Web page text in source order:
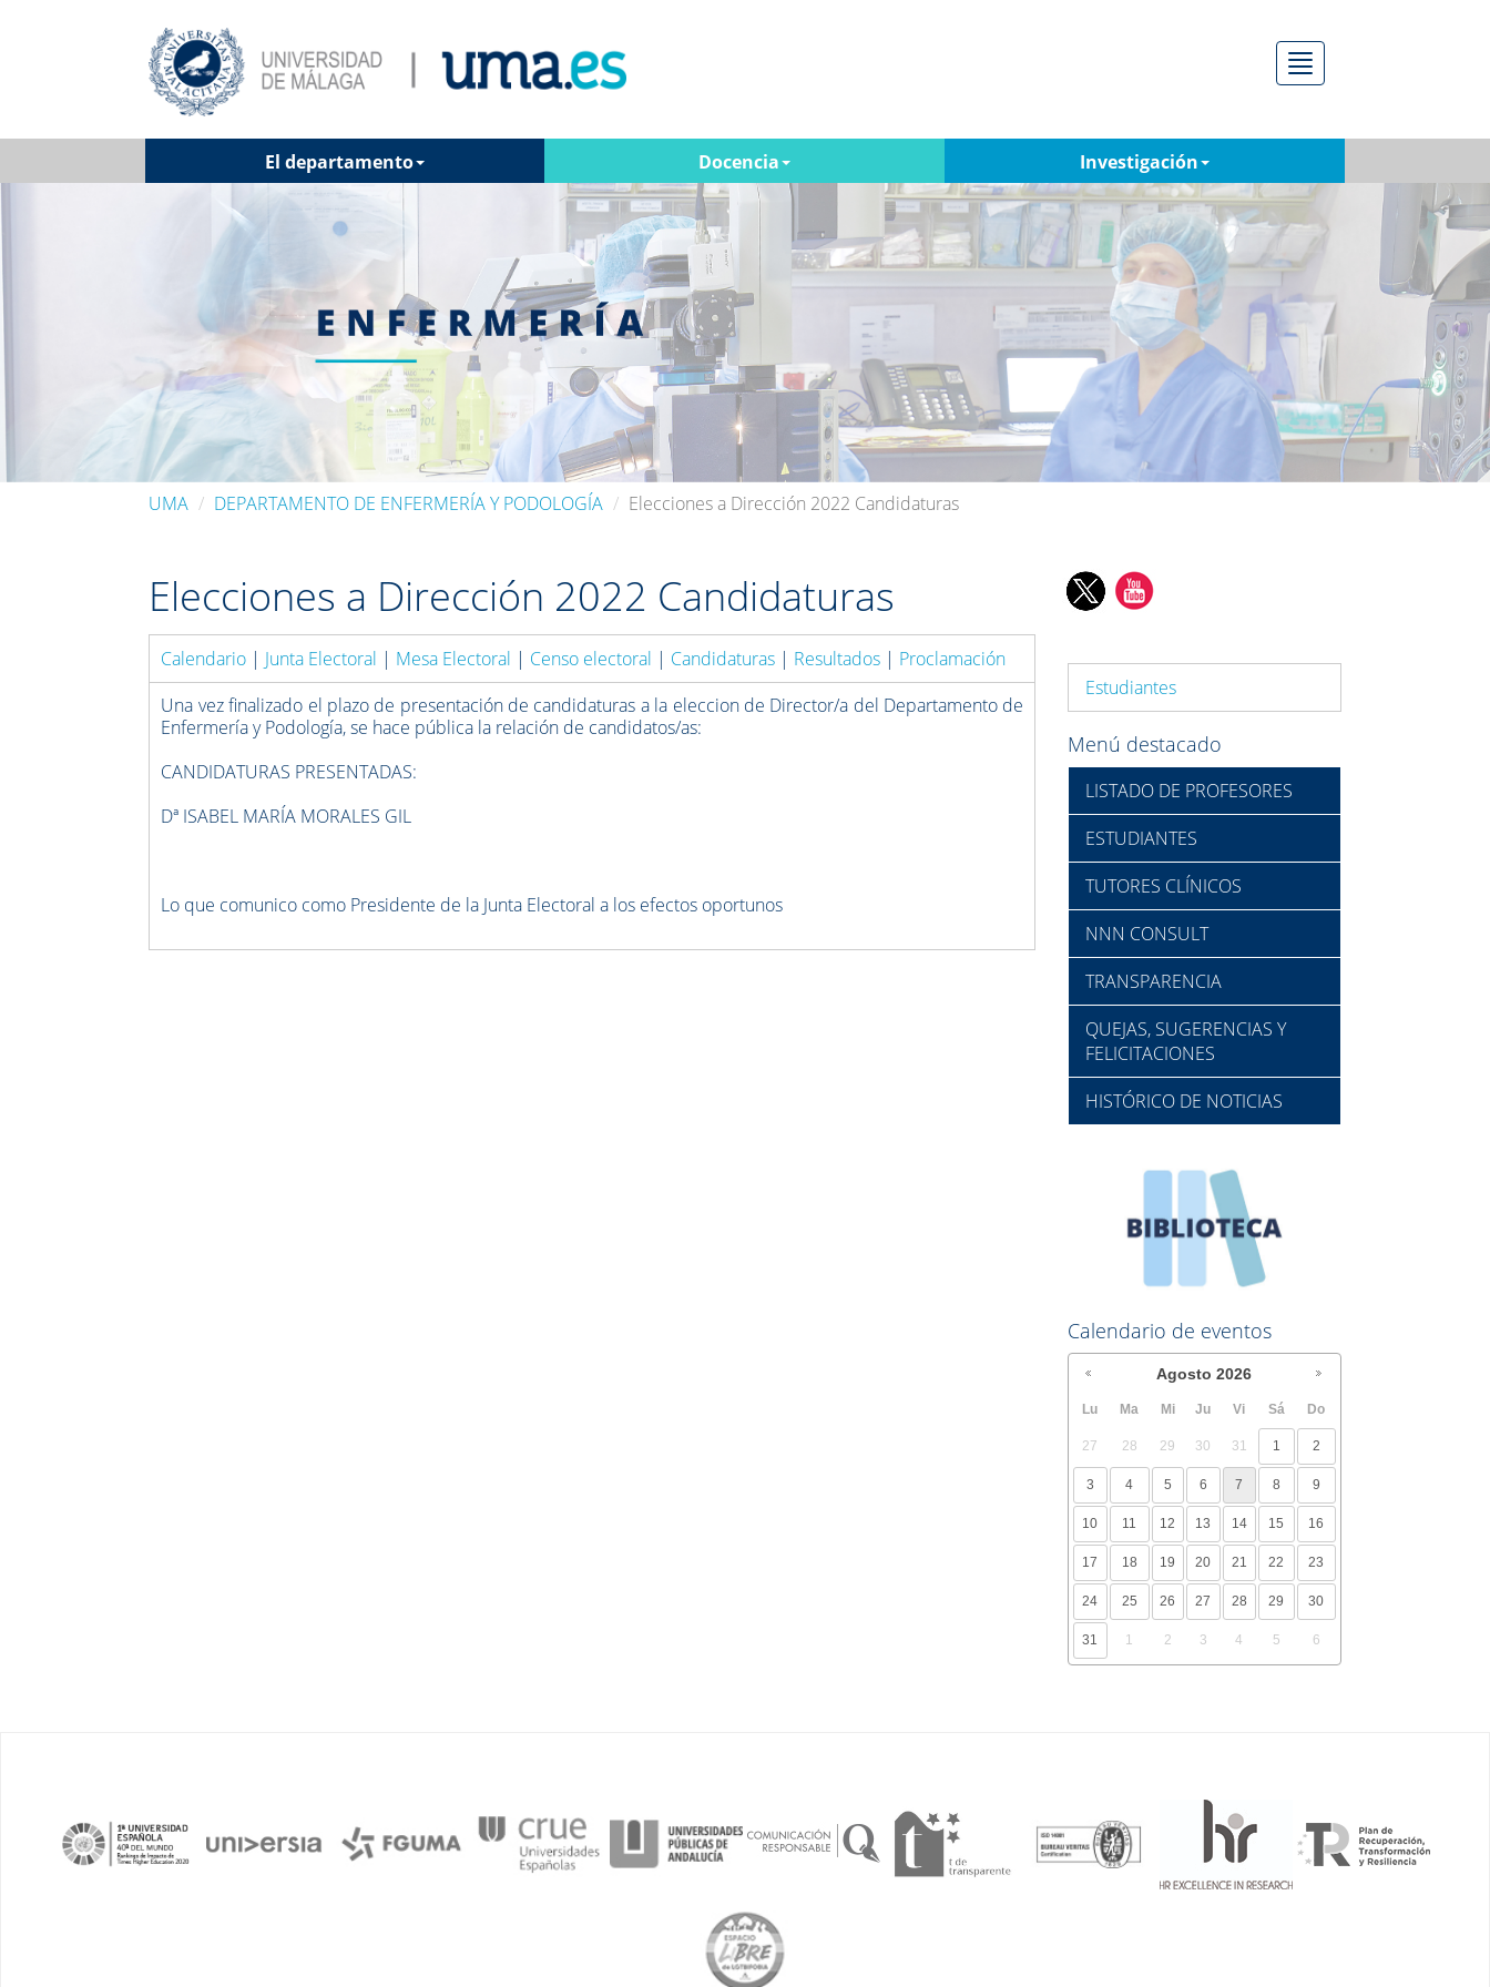
Menú
El departamento Docencia Investigación
UMA DEPARTAMENTO DE ENFERMERÍA Y PODOLOGÍA Elecciones a Dirección 2022 Candidaturas
Elecciones a Dirección 2022 Candidaturas
Calendario | Junta Electoral | Mesa Electoral | Censo electoral | Candidaturas | Resultados | Proclamación
Una vez finalizado el plazo de presentación de candidaturas a la eleccion de Director/a del Departamento de
Enfermería y Podología, se hace pública la relación de candidatos/as:
CANDIDATURAS PRESENTADAS:
Dª ISABEL MARÍA MORALES GIL
Lo que comunico como Presidente de la Junta Electoral a los efectos oportunos
Estudiantes
Menú destacado
LISTADO DE PROFESORES
ESTUDIANTES
TUTORES CLÍNICOS
NNN CONSULT
TRANSPARENCIA
QUEJAS, SUGERENCIAS Y
FELICITACIONES
HISTÓRICO DE NOTICIAS
Calendario de eventos
Agosto 2026
Lu Ma Mi Ju Vi Sá Do
27 28 29 30 31 1 2
3 4 5 6 7 8 9
10 11 12 13 14 15 16
17 18 19 20 21 22 23
24 25 26 27 28 29 30
31 1 2 3 4 5 6